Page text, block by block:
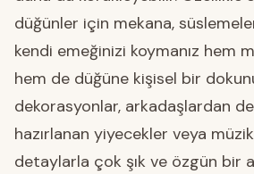
düğünler için mekana,
kendi emeğinizi koymanız hem
hem de düğüne kişisel bir
dekorasyonlar, arkadaşlardan
hazırlanan yiyecekler veya
detaylarla çok şık ve özgün bir